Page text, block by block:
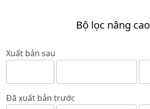
Bộ lọc nâng cao
Xuất bản sau
Đã xuất bản trước